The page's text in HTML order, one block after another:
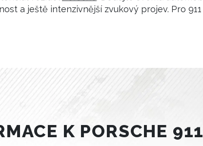
a ještě intenzivnější zvukový projev. Pro
K PORSCHE